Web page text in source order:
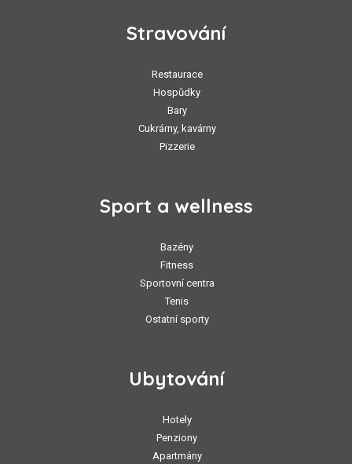
Stravování
Restaurace
Hospůdky
Bary
Cukrárny, kavárny
Pizzerie
Sport a wellness
Bazény
Fitness
Sportovní centra
Tenis
Ostatní sporty
Ubytování
Hotely
Penziony
Apartmány